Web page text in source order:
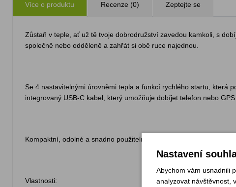
Více o produktu Recenze (0) Zeptejte se
Zůstaň v teple, ať už tě tvoje dobrodružství zavedou kamkoli, s
společně nebo odděleně a zahřát si obě ruce najednou.
Se 4 nastavitelnými úrovněmi tepla a funkcí rychlého startu, která
integrovaný USB-C kabel, který umožňuje dobíjet telefon nebo
Kompaktní, odolné a snadno použitelné — tyto dobíjecí hřejivé
Vlastnosti:
Nastavení
Abychom vám usnadnili
analyzovat návštěvnost,